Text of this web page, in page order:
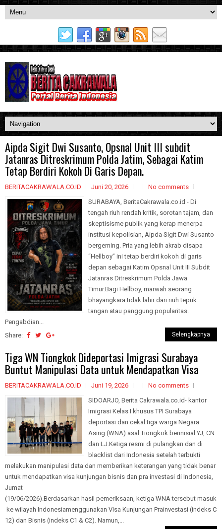
Aipda Sigit Dwi Susanto, Opsnal Unit III subdit
Jatanras Ditreskrimum Polda Jatim, Sebagai Katim
Tetap Berdiri Kokoh Di Garis Depan.
BERITACAKRAWALA.CO.ID Juni 20, 2026
No comments
SURABAYA, BeritaCakrawala.co.id - Di
tengah riuh rendah kritik, sorotan tajam, dan
skeptisisme publik yang kerap menerpa
institusi kepolisian, Aipda Sigit Dwi Susanto
bergeming. Pria yang lebih akrab disapa
“Hellboy” ini tetap berdiri kokoh di garis
depan sebagai Katim Opsnal Unit III Subdit
Jatanras Ditreskrimum Polda Jawa
Timur.Bagi Hellboy, marwah seorang
bhayangkara tidak lahir dari riuh tepuk
tangan atau panggung popularitas.
Pengabdian...
Share:
Selengkapnya
Tiga WN Tiongkok Dideportasi Imigrasi Surabaya
Buntut Manipulasi Data untuk Mendapatkan Visa
BERITACAKRAWALA.CO.ID Juni 19, 2026
No comments
SIDOARJO, Berita Cakrawala.co.id- kantor
Imigrasi Kelas I khusus TPI Surabaya
deportasi dan cekal tiga warga Negara
Asing (WNA) asal Tiongkok berinisial YJ, CN
dan LJ.Ketiga resmi di pulangkan dan di
blacklist dari Indonesia setelah terbukti
melakukan manipulasi data dan memberikan keterangan yang tidak benar
untuk mendapatkan visa kunjungan bisnis dan pra investasi di Indonesia,
Jumat
(19/06/2026).Berdasarkan hasil pemeriksaan, ketiga WNA tersebut masuk
ke wilayah Indonesiamenggunakan Visa Kunjungan Prainvestasi (indeks C
12) dan Bisnis (indeks C1 & C2). Namun,...